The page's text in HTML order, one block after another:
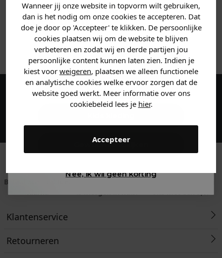
Wanneer jij onze website in topvorm wilt gebruiken,
dan is het nodig om onze cookies te accepteren. Dat
doe je door op 'Accepteer' te klikken. De persoonlijke
cookies plaatsen wij om de website te blijven
verbeteren en zodat wij en derde partijen jou
persoonlijke content kunnen laten zien. Indien je
kiest voor weigeren, plaatsen we alleen functionele
en analytische cookies welke ervoor zorgen dat de
website goed werkt. Meer informatie over ons
cookiebeleid lees je hier.
Accepteer
MATERIAAL & WASVOORSCHRIFT
ANDERE BESTELDEN OOK
Maak een account aan en ontvang 5%
Betaal achteraf met
Klantenservice
Retourneren
Vertel ons waar je naar op
zoek bent. 👇
Heren kleding
Dames kleding
Gewoon rondkijken
Nee, ik wil geen korting